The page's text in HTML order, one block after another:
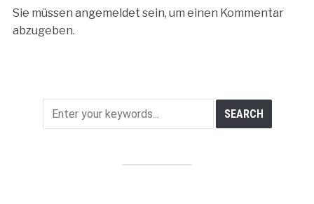
Sie müssen angemeldet sein, um einen Kommentar
abzugeben.